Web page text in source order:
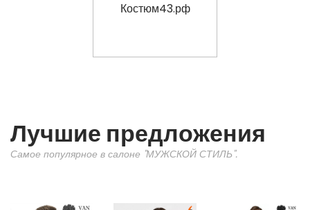
Лучшие предложения
Самое популярное в салоне "МУЖСКОЙ СТИЛЬ".